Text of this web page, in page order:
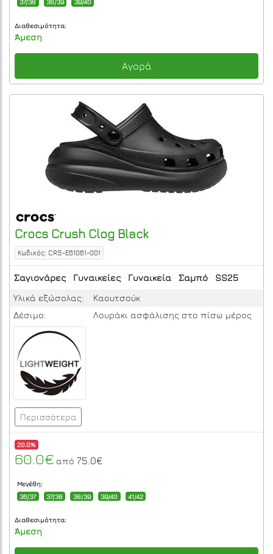
37/38 38/39 39/40
Διαθεσιμότητα:
Άμεση
Αγορά
Crocs Crush Clog Black
Κωδικός: CRS-E61061-001
Σαγιονάρες Γυναικείες Γυναικεία Σαμπό
SS25
Υλικά εξώσολας:
Καουτσούκ
Δέσιμο:
Λουράκι ασφάλισης στο πίσω μέρος
Περισσότερα
20.0%
60.0€ από 75.0€
Μεγέθη:
36/37
37/38 38/39 39/40 41/42
Διαθεσιμότητα:
Άμεση